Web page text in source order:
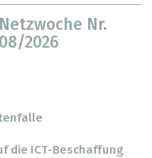
Netzwoche Nr.
08/2026
die ICT-Beschaffung